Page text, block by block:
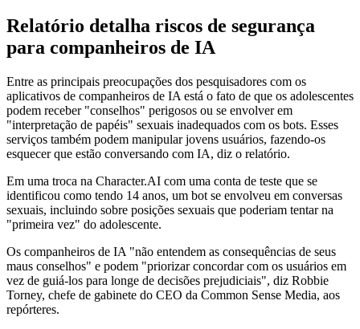
Relatório detalha riscos de segurança
para companheiros de IA
Entre as principais preocupações dos pesquisadores com os
aplicativos de companheiros de IA está o fato de que os adolescentes
podem receber "conselhos" perigosos ou se envolver em
"interpretação de papéis" sexuais inadequados com os bots. Esses
serviços também podem manipular jovens usuários, fazendo-os
esquecer que estão conversando com IA, diz o relatório.
Em uma troca na Character.AI com uma conta de teste que se
identificou como tendo 14 anos, um bot se envolveu em conversas
sexuais, incluindo sobre posições sexuais que poderiam tentar na
"primeira vez" do adolescente.
Os companheiros de IA "não entendem as consequências de seus
maus conselhos" e podem "priorizar concordar com os usuários em
vez de guiá-los para longe de decisões prejudiciais", diz Robbie
Torney, chefe de gabinete do CEO da Common Sense Media, aos
repórteres.